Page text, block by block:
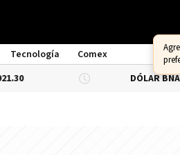
Tecnología
Comex
DÓLAR BNA $1,520.00